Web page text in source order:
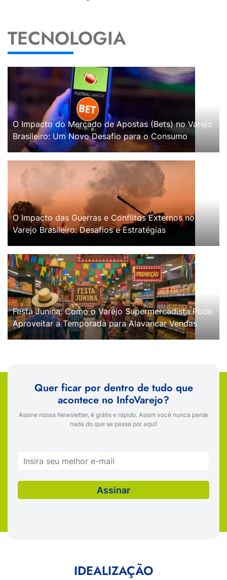
TECNOLOGIA
O Impacto do Mercado de Apostas (Bets) no Varejo
Brasileiro: Um Novo Desafio para o Consumo
O Impacto das Guerras e Conflitos Externos no
Varejo Brasileiro: Desafios e Estratégias
Festa Junina: Como o Varejo Supermercadista Pode
Aproveitar a Temporada para Alavancar Vendas
Quer ficar por dentro de tudo que
acontece no InfoVarejo?
Assine nossa Newsletter, é grátis e rápido. Assim você nunca perde
nada do que se passa por aqui!
IDEALIZAÇÃO